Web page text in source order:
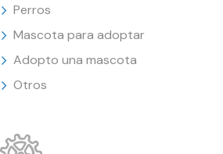
Perros
Mascota para adoptar
Adopto una mascota
Otros